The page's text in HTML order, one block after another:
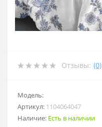
Отзывы: (0)
Модель:
Артикул: 1104064047
Наличие: Есть в наличии